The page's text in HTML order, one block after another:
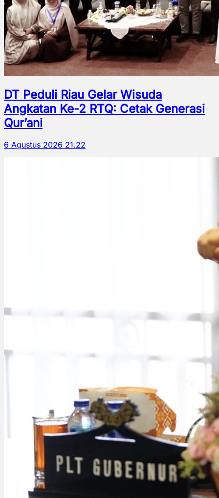
DT Peduli Riau Gelar Wisuda
Angkatan Ke-2 RTQ: Cetak Generasi
Qur’ani
6 Agustus 2026 21.22